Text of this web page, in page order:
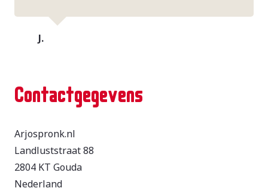
J.
Contactgegevens
Arjospronk.nl
Landluststraat 88
2804 KT Gouda
Nederland